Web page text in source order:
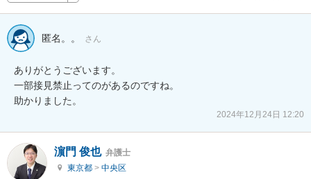
匿名。。 さん
ありがとうございます。
一部接見禁止ってのがあるのですね。
助かりました。
2024年12月24日 12:20
濵門 俊也 弁護士
東京都 > 中央区